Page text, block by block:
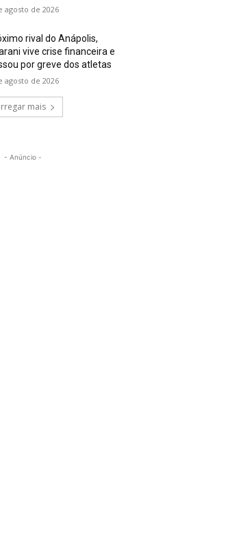
agosto de 2026
rival do Anápolis,
vive crise financeira e
por greve dos atletas
agosto de 2026
mais
- Anúncio -